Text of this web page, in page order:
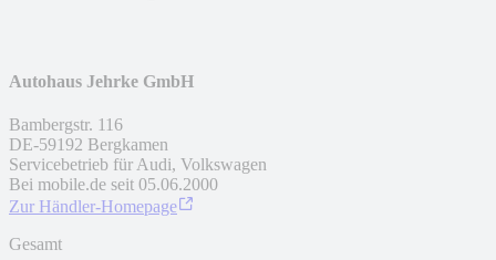
Autohaus Jehrke GmbH
Bambergstr. 116
DE-59192 Bergkamen
Servicebetrieb für Audi, Volkswagen
Bei mobile.de seit 05.06.2000
Zur Händler-Homepage
Gesamt